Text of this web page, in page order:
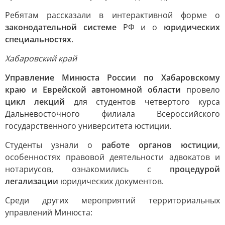
Ребятам рассказали в интерактивной форме о
законодательной системе РФ и о юридических
специальностях.
Хабаровский край
Управление Минюста России по Хабаровскому
краю и Еврейской автономной области провело
цикл лекций для студентов четвертого курса
Дальневосточного филиала Всероссийского
государственного университета юстиции.
Студенты узнали о работе органов юстиции,
особенностях правовой деятельности адвокатов и
нотариусов, ознакомились с процедурой
легализации юридических документов.
Среди других мероприятий территориальных
управлений Минюста: